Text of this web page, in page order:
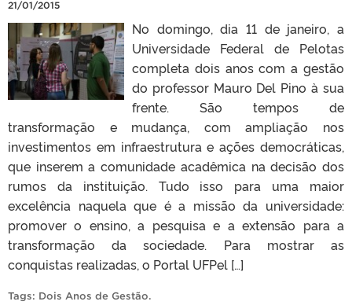
21/01/2015
No domingo, dia 11 de janeiro, a
Universidade Federal de Pelotas
completa dois anos com a gestão
do professor Mauro Del Pino à sua
frente. São tempos de
transformação e mudança, com ampliação nos
investimentos em infraestrutura e ações democráticas,
que inserem a comunidade acadêmica na decisão dos
rumos da instituição. Tudo isso para uma maior
excelência naquela que é a missão da universidade:
promover o ensino, a pesquisa e a extensão para a
transformação da sociedade. Para mostrar as
conquistas realizadas, o Portal UFPel […]
Tags: Dois Anos de Gestão.